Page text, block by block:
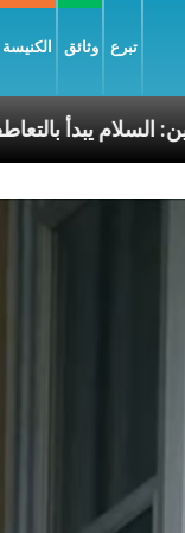
وثائق تبرع
بارولين: